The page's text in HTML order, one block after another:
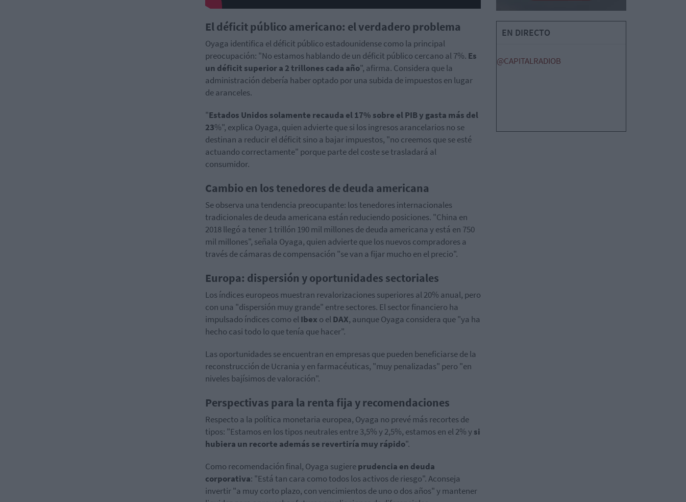
El déficit público americano: el verdadero problema
Oyaga identifica el déficit público estadounidense como la principal
preocupación: "No estamos hablando de un déficit público cercano al 7%. Es
un déficit superior a 2 trillones cada año", afirma. Considera que la
administración debería haber optado por una subida de impuestos en lugar
de aranceles.
"Estados Unidos solamente recauda el 17% sobre el PIB y gasta más del
23%", explica Oyaga, quien advierte que si los ingresos arancelarios no se
destinan a reducir el déficit sino a bajar impuestos, "no creemos que se esté
actuando correctamente" porque parte del coste se trasladará al
consumidor.
Cambio en los tenedores de deuda americana
Se observa una tendencia preocupante: los tenedores internacionales
tradicionales de deuda americana están reduciendo posiciones. "China en
2018 llegó a tener 1 trillón 190 mil millones de deuda americana y está en 750
mil millones", señala Oyaga, quien advierte que los nuevos compradores a
través de cámaras de compensación "se van a fijar mucho en el precio".
Europa: dispersión y oportunidades sectoriales
Los índices europeos muestran revalorizaciones superiores al 20% anual, pero
con una "dispersión muy grande" entre sectores. El sector financiero ha
impulsado índices como elIbex o elDAX, aunque Oyaga considera que "ya ha
hecho casi todo lo que tenía que hacer".
Las oportunidades se encuentran en empresas que pueden beneficiarse de la
reconstrucción de Ucrania y en farmacéuticas, "muy penalizadas" pero "en
niveles bajísimos de valoración".
Perspectivas para la renta fija y recomendaciones
Respecto a la política monetaria europea, Oyaga no prevé más recortes de
tipos: "Estamos en los tipos neutrales entre 3,5% y 2,5%, estamos en el 2% ysi
hubiera un recorte además se revertiría muy rápido".
Como recomendación final, Oyaga sugiereprudencia en deuda
corporativa: "Está tan cara como todos los activos de riesgo". Aconseja
invertir "a muy corto plazo, con vencimientos de uno o dos años" y mantener
EN DIRECTO
@CAPITALRADIOB